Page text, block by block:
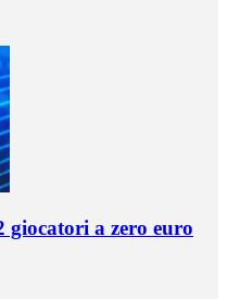
giocatori a zero euro